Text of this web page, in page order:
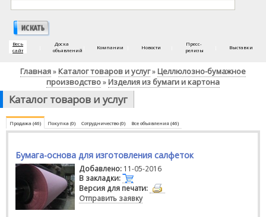
Весь
сайт
Доска
объявлений
Компании Новости
Пресс-
релизы
Выставки
Главная» Каталог товаров и услуг» Целлюлозно-бумажное
производство» Изделия из бумаги и картона
Каталог товаров и услуг
Продажа (46) Покупка (0) Сотрудничество (0) Все объявления (46)
Бумага-основа для изготовления салфеток
Добавлено: 11-05-2016
В закладки:
Версия для печати:
Отправить заявку